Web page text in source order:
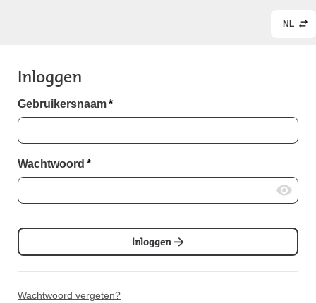
NL
Inloggen
Gebruikersnaam*
Wachtwoord *
Inloggen
Wachtwoord vergeten?